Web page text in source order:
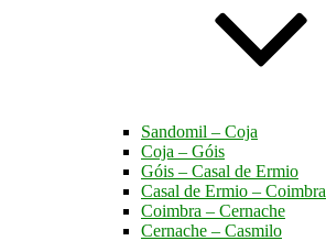
Sandomil – Coja
Coja – Góis
Góis – Casal de Ermio
Casal de Ermio – Coimbra
Coimbra – Cernache
Cernache – Casmilo